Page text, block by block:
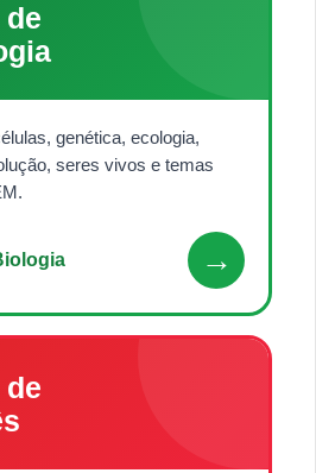
de
genética, ecologia,
seres vivos e temas
→
de